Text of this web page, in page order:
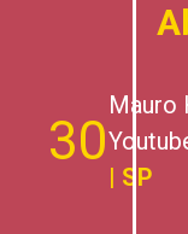
30
Mauro
| SP